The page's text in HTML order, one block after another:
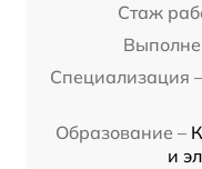
Стаж
Специализация –
Образование –
и